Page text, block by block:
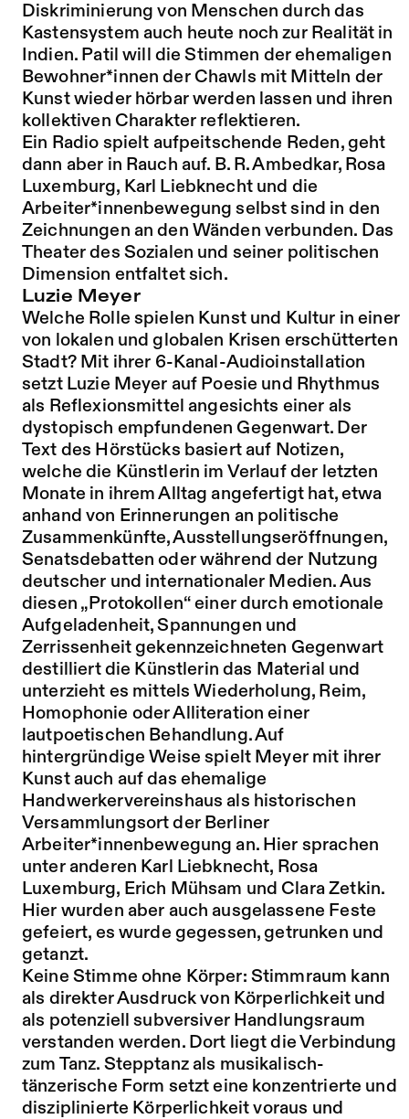
Diskriminierung von Menschen durch das
Kastensystem auch heute noch zur Realität in
Indien. Patil will die Stimmen der ehemaligen
Bewohner*innen der Chawls mit Mitteln der
Kunst wieder hörbar werden lassen und ihren
kollektiven Charakter reflektieren.
Ein Radio spielt aufpeitschende Reden, geht
dann aber in Rauch auf. B. R. Ambedkar, Rosa
Luxemburg, Karl Liebknecht und die
Arbeiter*innenbewegung selbst sind in den
Zeichnungen an den Wänden verbunden. Das
Theater des Sozialen und seiner politischen
Dimension entfaltet sich.
Luzie Meyer
Welche Rolle spielen Kunst und Kultur in einer
von lokalen und globalen Krisen erschütterten
Stadt? Mit ihrer 6-Kanal-Audioinstallation
setzt Luzie Meyer auf Poesie und Rhythmus
als Reflexionsmittel angesichts einer als
dystopisch empfundenen Gegenwart. Der
Text des Hörstücks basiert auf Notizen,
welche die Künstlerin im Verlauf der letzten
Monate in ihrem Alltag angefertigt hat, etwa
anhand von Erinnerungen an politische
Zusammenkünfte, Ausstellungseröffnungen,
Senatsdebatten oder während der Nutzung
deutscher und internationaler Medien. Aus
diesen „Protokollen“ einer durch emotionale
Aufgeladenheit, Spannungen und
Zerrissenheit gekennzeichneten Gegenwart
destilliert die Künstlerin das Material und
unterzieht es mittels Wiederholung, Reim,
Homophonie oder Alliteration einer
lautpoetischen Behandlung. Auf
hintergründige Weise spielt Meyer mit ihrer
Kunst auch auf das ehemalige
Handwerkervereinshaus als historischen
Versammlungsort der Berliner
Arbeiter*innenbewegung an. Hier sprachen
unter anderen Karl Liebknecht, Rosa
Luxemburg, Erich Mühsam und Clara Zetkin.
Hier wurden aber auch ausgelassene Feste
gefeiert, es wurde gegessen, getrunken und
getanzt.
Keine Stimme ohne Körper: Stimmraum kann
als direkter Ausdruck von Körperlichkeit und
als potenziell subversiver Handlungsraum
verstanden werden. Dort liegt die Verbindung
zum Tanz. Stepptanz als musikalisch-
tänzerische Form setzt eine konzentrierte und
disziplinierte Körperlichkeit voraus und